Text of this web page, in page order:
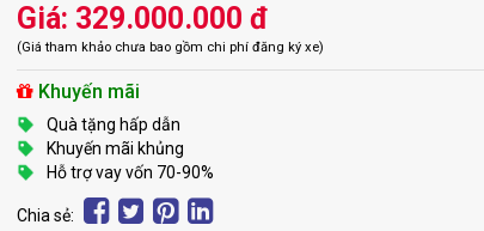
Giá: 329.000.000 đ
(Giá tham khảo chưa bao gồm chi phí đăng ký xe)
Khuyến mãi
Quà tặng hấp dẫn
Khuyến mãi khủng
Hỗ trợ vay vốn 70-90%
Chia sẻ: